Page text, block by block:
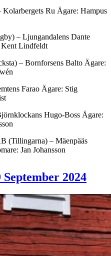
Kolarbergets Ru Ägare: Hampus
– Ljungandalens Dante
Kent Lindfeldt
– Bornforsens Balto Ägare:
Farao Ägare: Stig
Hugo-Boss Ägare:
(Tillingarna) – Mäenpääs
Jan Johansson
2024